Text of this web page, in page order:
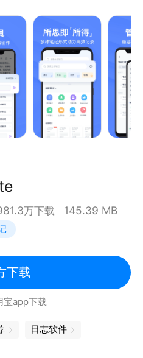
笔记内容
，共享知识高效协作
倍增。
持在一篇笔记中同时插入脑
简，提升效率。
同步，支持在APP、小程
享笔记。
拥有备忘录、记事本、日记
、录音笔、office、
写等多种记录方式满足不
时省力；
容一键收藏到笔记，随心标
时同步备份；
万下载 145.39 MB
下载
宝app下载
日志软件